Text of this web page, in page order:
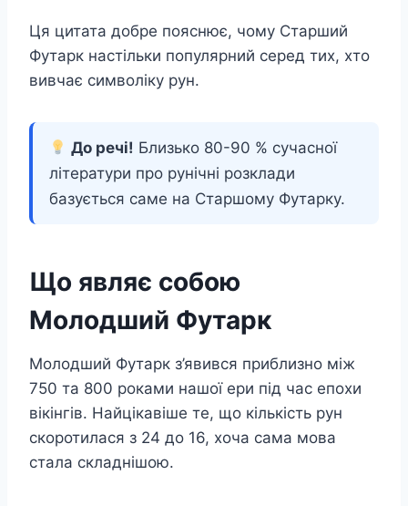
Ця цитата добре пояснює, чому Старший
Футарк настільки популярний серед тих, хто
вивчає символіку рун.
До речі! Близько 80-90 % сучасної
літератури про рунічні розклади
базується саме на Старшому Футарку.
Що являє собою
Молодший Футарк
Молодший Футарк з’явився приблизно між
750 та 800 роками нашої ери під час епохи
вікінгів. Найцікавіше те, що кількість рун
скоротилася з 24 до 16, хоча сама мова
стала складнішою.